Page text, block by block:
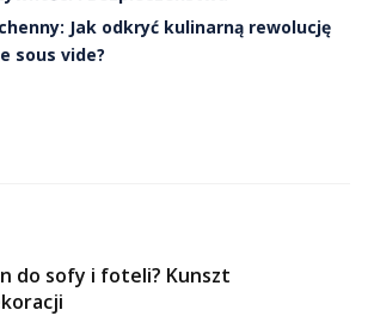
Jak odkryć kulinarną rewolucję
sous vide?
do sofy i foteli? Kunszt